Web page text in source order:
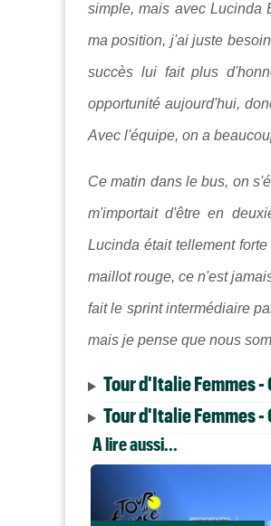
simple, mais avec Lucinda
ma position, j'ai juste
succès lui fait plus
opportunité aujourd'hui,
Avec l'équipe, on a
Ce matin dans le bus, on
m'importait d'être en
Lucinda était tellement
maillot rouge, ce n'est
fait le sprint intermédiaire
mais je pense que nous
Tour d'Italie Femmes
Tour d'Italie Femmes
A lire aussi...